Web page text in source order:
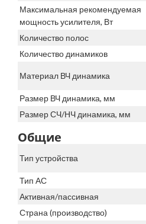
Максимальная рекомендуемая
мощность усилителя, Вт
Количество полос
Количество динамиков
Материал ВЧ динамика
Размер ВЧ динамика, мм
Размер СЧ/НЧ динамика, мм
Общие
Тип устройства
Тип АС
Активная/пассивная
Страна (производство)